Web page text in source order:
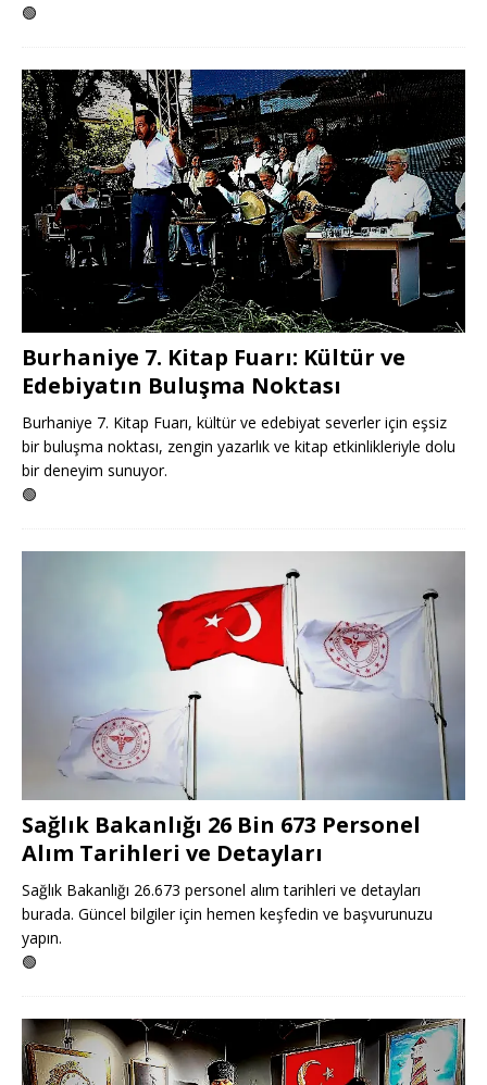
🟢
Burhaniye 7. Kitap Fuarı: Kültür ve
Edebiyatın Buluşma Noktası
Burhaniye 7. Kitap Fuarı, kültür ve edebiyat severler için eşsiz
bir buluşma noktası, zengin yazarlık ve kitap etkinlikleriyle dolu
bir deneyim sunuyor.
🟢
Sağlık Bakanlığı 26 Bin 673 Personel
Alım Tarihleri ve Detayları
Sağlık Bakanlığı 26.673 personel alım tarihleri ve detayları
burada. Güncel bilgiler için hemen keşfedin ve başvurunuzu
yapın.
🟢